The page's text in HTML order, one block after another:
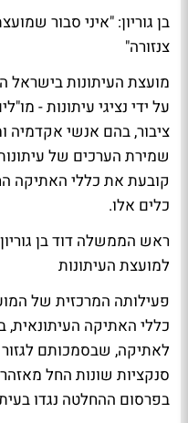
בן גוריון: "איני סבור
צנזורה"
על ידי נציגי עיתונות -
ציבור, בהם אנשי
שמירת הערכים של
קובעת את כללי האתיקה
כלים אלו.
ראש הממשלה דוד בן
למועצת העיתונות
פעילותה המרכזית של
כללי האתיקה
לאתיקה, שבסמכותם
סנקציות שונות החל
בפרסום ההחלטה נגדו